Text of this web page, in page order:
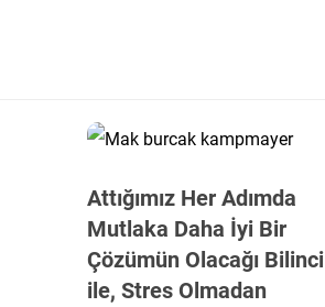
Attığımız Her Adımda
Mutlaka Daha İyi Bir
Çözümün Olacağı Bilinci
ile, Stres Olmadan